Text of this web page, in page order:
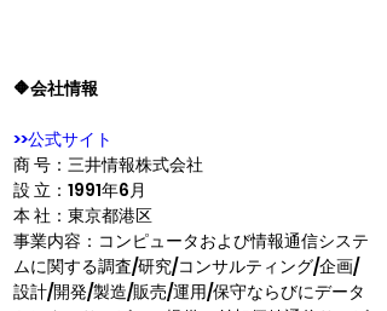
🔶会社情報
>>公式サイト
商 号：三井情報株式会社
設 立：1991年6月
本 社：東京都港区
事業内容：コンピュータおよび情報通信システ
ムに関する調査/研究/コンサルティング/企画/
設計/開発/製造/販売/運用/保守ならびにデータ